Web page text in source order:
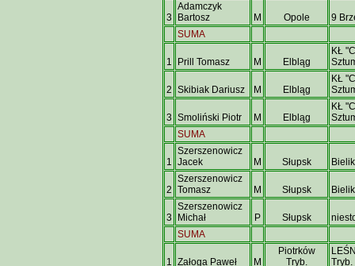
3
Adamczyk
Bartosz
M Opole
9
SUMA
1 Prill Tomasz M Elbląg
KŁ
2 Skibiak Dariusz M Elbląg
KŁ
3 Smoliński Piotr M Elbląg
KŁ
SUMA
1
Szerszenowicz
Jacek
M Słupsk
2
Szerszenowicz
Tomasz
M Słupsk
3
Szerszenowicz
Michał
P Słupsk
SUMA
1 Załoga Paweł M
Piotrków
Tryb.
Tryb.